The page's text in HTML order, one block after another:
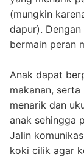
(mungkin
dapur).
bermain peran
Anak dapat
makanan,
menarik dan
anak sehingga
Jalin
koki cilik agar